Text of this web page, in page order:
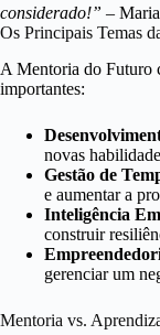
considerado!” –
Os Principais Temas
A Mentoria do Futuro
importantes:
novas
Gestão de
e aumentar a
Inteligência
construir
gerenciar um
Mentoria vs.